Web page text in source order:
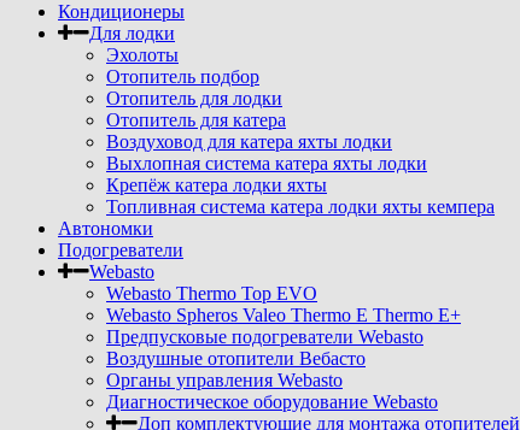
Кондиционеры
Для лодки
Эхолоты
Отопитель подбор
Отопитель для лодки
Отопитель для катера
Воздуховод для катера яхты лодки
Выхлопная система катера яхты лодки
Крепёж катера лодки яхты
Топливная система катера лодки яхты кемпера
Автономки
Подогреватели
Webasto
Webasto Thermo Top EVO
Webasto Spheros Valeo Thermo E Thermo E+
Предпусковые подогреватели Webasto
Воздушные отопители Вебасто
Органы управления Webasto
Диагностическое оборудование Webasto
Доп комплектующие для монтажа отопителей